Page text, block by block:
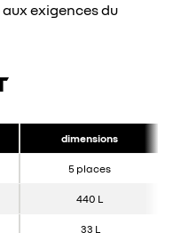
exigences du
dimensions
5 places
440 L
33 L